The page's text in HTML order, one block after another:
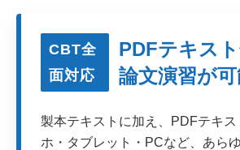
CBT全
面対応
PDFテキス
論文演習が可
製本テキストに加え、PDFテキ
ホ・タブレット・PCなど、あら